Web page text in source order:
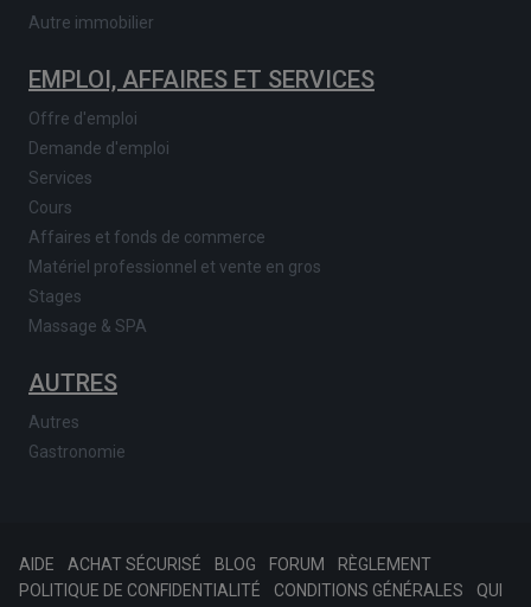
Autre immobilier
EMPLOI, AFFAIRES ET SERVICES
Offre d'emploi
Demande d'emploi
Services
Cours
Affaires et fonds de commerce
Matériel professionnel et vente en gros
Stages
Massage & SPA
AUTRES
Autres
Gastronomie
AIDE ACHAT SÉCURISÉ BLOG FORUM
RÈGLEMENT
POLITIQUE DE CONFIDENTIALITÉ
CONDITIONS GÉNÉRALES QUI